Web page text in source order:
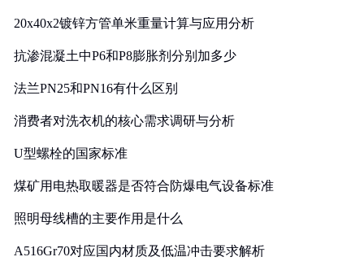
20x40x2镀锌方管单米重量计算与应用分析
抗渗混凝土中P6和P8膨胀剂分别加多少
法兰PN25和PN16有什么区别
消费者对洗衣机的核心需求调研与分析
U型螺栓的国家标准
煤矿用电热取暖器是否符合防爆电气设备标准
照明母线槽的主要作用是什么
A516Gr70对应国内材质及低温冲击要求解析